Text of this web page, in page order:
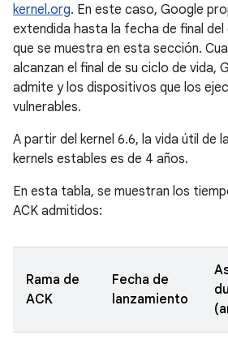
kernel.org. En este caso, Google
extendida hasta la fecha de final del
que se muestra en esta sección.
alcanzan el final de su ciclo de vida,
admite y los dispositivos que los
vulnerables.
A partir del kernel 6.6, la vida útil de
kernels estables es de 4 años.
En esta tabla, se muestran los
ACK admitidos:
Rama de
ACK
Fecha de
lanzamiento